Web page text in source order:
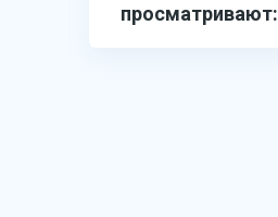
просматривают: